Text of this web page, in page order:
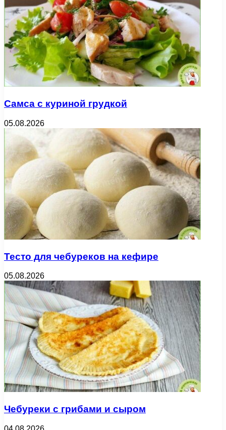
Самса с куриной грудкой
05.08.2026
Тесто для чебуреков на кефире
05.08.2026
Чебуреки с грибами и сыром